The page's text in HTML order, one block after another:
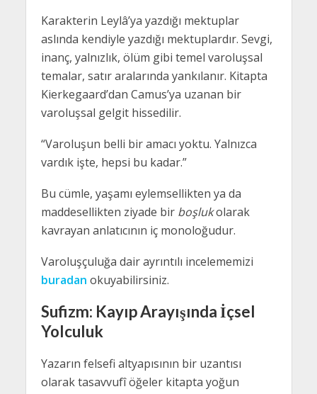
Karakterin Leylâ’ya yazdığı mektuplar
aslında kendiyle yazdığı mektuplardır. Sevgi,
inanç, yalnızlık, ölüm gibi temel varoluşsal
temalar, satır aralarında yankılanır. Kitapta
Kierkegaard’dan Camus’ya uzanan bir
varoluşsal gelgit hissedilir.
“Varoluşun belli bir amacı yoktu. Yalnızca
vardık işte, hepsi bu kadar.”
Bu cümle, yaşamı eylemsellikten ya da
maddesellikten ziyade bir boşlukolarak
kavrayan anlatıcının iç monoloğudur.
Varoluşçuluğa dair ayrıntılı incelememizi
buradan okuyabilirsiniz.
Sufizm: Kayıp Arayışında İçsel
Yolculuk
Yazarın felsefi altyapısının bir uzantısı
olarak tasavvufî öğeler kitapta yoğun